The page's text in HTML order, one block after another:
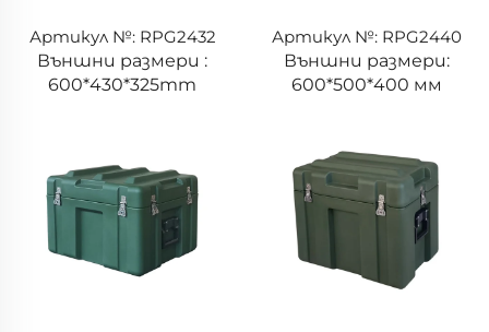
Артикул №: RPG2432
Външни размери :
600*430*325mm
Артикул №: RPG2440
Външни размери:
600*500*400 мм